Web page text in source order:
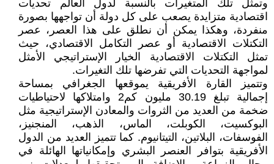
وتمثل تلك المتغيرات بالنسبة لدول العالم تحديات
اقتصادية متزايدة يصعب على كل دولة أن تواجهها بصورة
منفردة، وهكذا يمكن أن نطلق على هذا العصر، عصر
التكتلات الاقتصادية أو عصر التكامل الاقتصادي، حيث
تمثل التكتلات الاقتصادية الخيار الإستراتيجي الأمثل
لمواجهة التحديات التي تفرضها تلك التغيرات.
وتتميز القارة الأفريقية يموقعها الجغرافي بمساحة
إجمالية تبلغ 30.19 مليون كم2 وامتلاكها لاحتياطيات
ضخمة من العديد من الثروات والمعادن الإستراتيجية مثل
البوكسيت، الكوبلت، الماس، الذهب، المنجنيز،
الفوسفات، البلاتين، التيتانيوم. كما تتميز العديد من الدول
الأفريقية بتوافر العنصر البشري وإمكانياتها الهائلة في